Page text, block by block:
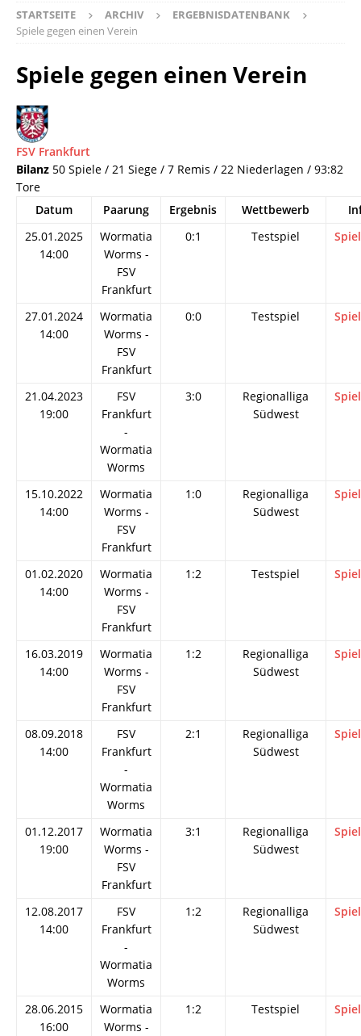
STARTSEITE ARCHIV
ERGEBNISDATENBANK
Spiele gegen einen Verein
Spiele gegen einen Verein
FSV Frankfurt
Bilanz 50 Spiele / 21 Siege / 7 Remis / 22 Niederlagen / 93:82
Tore
Datum
Paarung Ergebnis Wettbewerb
25.01.2025
14:00
Wormatia
Worms -
FSV
Frankfurt
0:1 Testspiel
27.01.2024
14:00
Wormatia
Worms -
FSV
Frankfurt
0:0 Testspiel
21.04.2023
19:00
FSV
Frankfurt
-
Wormatia
Worms
3:0
Regionalliga
Südwest
15.10.2022
14:00
Wormatia
Worms -
FSV
Frankfurt
1:0
Regionalliga
Südwest
01.02.2020
14:00
Wormatia
Worms -
FSV
Frankfurt
1:2 Testspiel
16.03.2019
14:00
Wormatia
Worms -
FSV
Frankfurt
1:2
Regionalliga
Südwest
08.09.2018
14:00
FSV
Frankfurt
-
Wormatia
Worms
2:1
Regionalliga
Südwest
01.12.2017
19:00
Wormatia
Worms -
FSV
Frankfurt
3:1
Regionalliga
Südwest
12.08.2017
14:00
FSV
Frankfurt
-
Wormatia
Worms
1:2
Regionalliga
Südwest
28.06.2015
16:00
Wormatia
Worms -
1:2 Testspiel